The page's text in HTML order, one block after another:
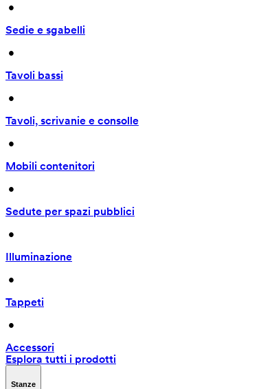
•
Sedie e sgabelli
•
Tavoli bassi
•
Tavoli, scrivanie e consolle
•
Mobili contenitori
•
Sedute per spazi pubblici
•
Illuminazione
•
Tappeti
•
Accessori
Esplora tutti i prodotti
Stanze